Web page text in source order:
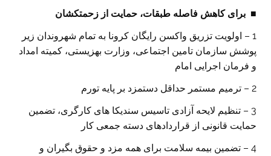
■ برای کاهش فاصله طبقات، حمایت از زحمتکشان
1 – اولویت تزریق واکسن رایگان کرونا به تمام شهروندان زیر
پوشش سازمان تامین اجتماعی، وزارت بهزیستی، کمیته امداد
و فرمان اجرایی امام
2 – ترمیم مستمر حداقل دستمزد بر پایه تورم
3 – تنظیم لایحه آزادی تاسیس سندیکا های کارگری، تضمین
حمایت قانونی از قراردادهای دسته جمعی کار
4 – تضمین بیمه سلامت برای همه مزد و حقوق بگیران و